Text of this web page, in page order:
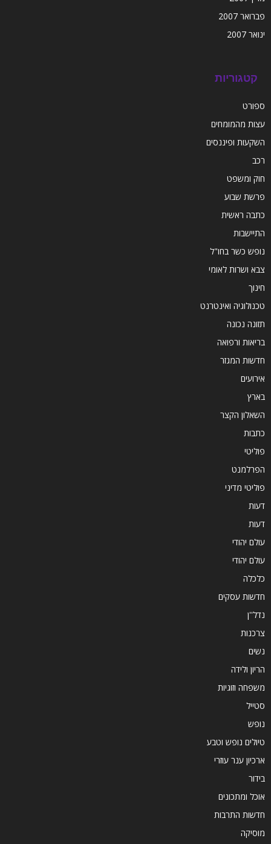
פברואר 2007
ינואר 2007
קטגוריות
ספורט
עצות מהמומחים
השקעות ופיננסים
רכב
חוק ומשפט
פרשת שבוע
כתבה ראשית
התיישבות
נופש כשר בחו"ל
צבא ושרות לאומי
חינוך
טכנולוגיה ואינטרנט
תזונה נכונה
בריאות ורפואה
חדשות המגזר
אירועים
בארץ
השאלון הקצר
כתבות
פוליטי
הפרלמנט
פוליטי מדיני
דעות
דעות
עולם יהודי
עולם יהודי
כלכלה
חדשות עסקים
נדל''ן
צרכנות
נשים
הריון ולידה
משפחה וזוגיות
סטייל
נופש
טיולים נופש וטבע
ארכיון ענר עוזרי
בידור
אוכל ומתכונים
חדשות התרבות
מוסיקה